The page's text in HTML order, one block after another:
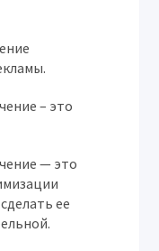
– это
— это
ее